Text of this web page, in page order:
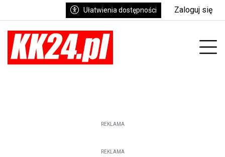
Ułatwienia dostępności Zaloguj się
REKLAMA
REKLAMA